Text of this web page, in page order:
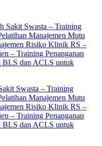
Swasta – Training
Manajemen Mutu
Risiko Klinik RS –
– Training Penanganan
BLS dan ACLS untuk